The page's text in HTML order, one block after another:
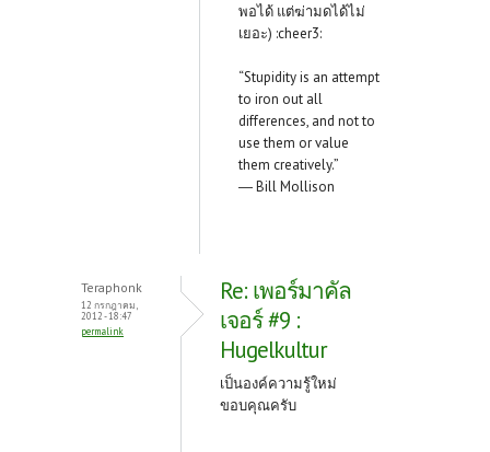
พอได้ แต่ฆ่ามดได้ไม่
เยอะ) :cheer3:
“Stupidity is an attempt
to iron out all
differences, and not to
use them or value
them creatively.”
― Bill Mollison
Teraphonk
12 กรกฎาคม,
2012 - 18:47
permalink
Re: เพอร์มาคัล
เจอร์ #9 :
Hugelkultur
เป็นองค์ความรู้ใหม่
ขอบคุณครับ